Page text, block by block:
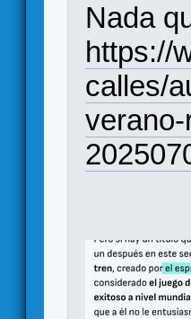
Nada
https://
calles/